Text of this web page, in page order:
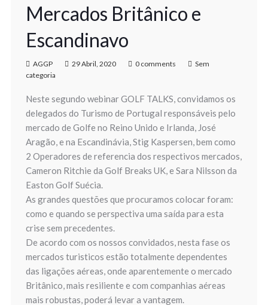
Mercados Britânico e
Escandinavo
AGGP 29 Abril, 2020 0 comments
Sem
categoria
Neste segundo webinar GOLF TALKS, convidamos os
delegados do Turismo de Portugal responsáveis pelo
mercado de Golfe no Reino Unido e Irlanda, José
Aragão, e na Escandinávia, Stig Kaspersen, bem como
2 Operadores de referencia dos respectivos mercados,
Cameron Ritchie da Golf Breaks UK, e Sara Nilsson da
Easton Golf Suécia.
As grandes questões que procuramos colocar foram:
como e quando se perspectiva uma saída para esta
crise sem precedentes.
De acordo com os nossos convidados, nesta fase os
mercados turisticos estão totalmente dependentes
das ligações aéreas, onde aparentemente o mercado
Britânico, mais resiliente e com companhias aéreas
mais robustas, poderá levar a vantagem.